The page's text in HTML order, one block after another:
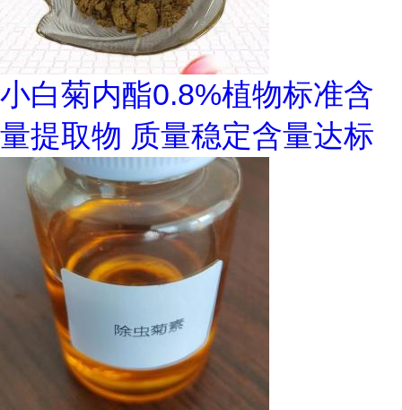
小白菊内酯0.8%植物标准含
量提取物 质量稳定含量达标